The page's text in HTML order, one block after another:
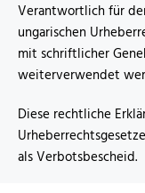
Verantwortlich für
ungarischen
mit schriftlicher
weiterverwendet
Diese rechtliche
als Verbotsbescheid.